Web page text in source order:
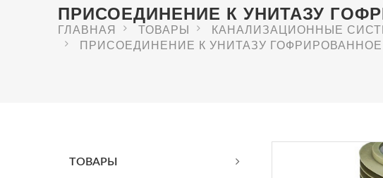
ПРИСОЕДИНЕНИЕ К УНИТАЗУ
ГЛАВНАЯ ТОВАРЫ КАНАЛИЗАЦИОННЫЕ
ПРИСОЕДИНЕНИЕ К УНИТАЗУ ГОФРИРОВАННОЕ
ТОВАРЫ